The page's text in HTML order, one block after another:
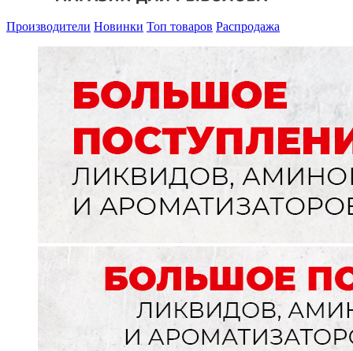
Производители Новинки Топ товаров Распродажа